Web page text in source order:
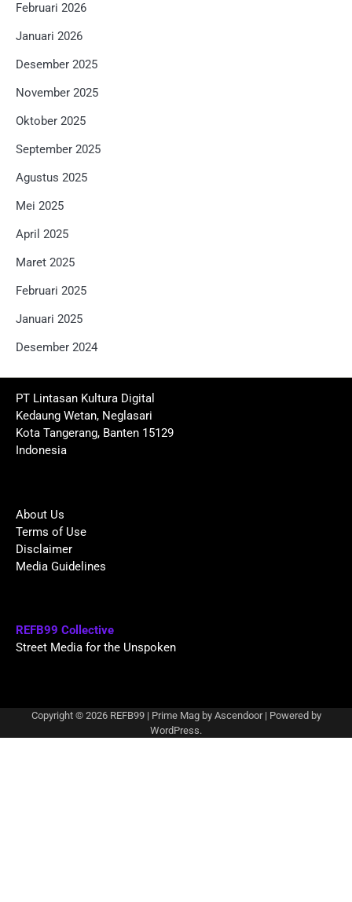
Februari 2026
Januari 2026
Desember 2025
November 2025
Oktober 2025
September 2025
Agustus 2025
Mei 2025
April 2025
Maret 2025
Februari 2025
Januari 2025
Desember 2024
PT Lintasan Kultura Digital
Kedaung Wetan, Neglasari
Kota Tangerang, Banten 15129
Indonesia
About Us
Terms of Use
Disclaimer
Media Guidelines
REFB99 Collective
Street Media for the Unspoken
Copyright © 2026 REFB99| Prime Mag by Ascendoor| Powered by
WordPress.